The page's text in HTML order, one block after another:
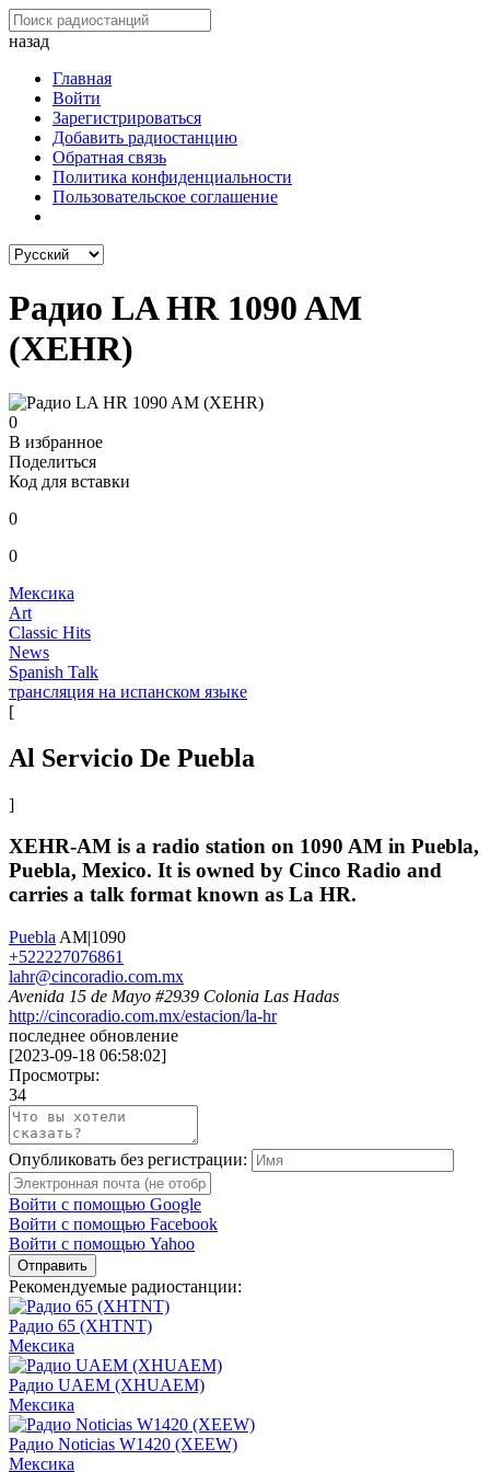
назад
Главная
Войти
Зарегистрироваться
Добавить радиостанцию
Обратная связь
Политика конфиденциальности
Пользовательское соглашение
Радио LA HR 1090 AM
(XEHR)
0
В избранное
Поделиться
Код для вставки
0
0
Мексика
Art
Classic Hits
News
Spanish Talk
трансляция на испанском языке
[
Al Servicio De Puebla
]
XEHR-AM is a radio station on 1090 AM in Puebla,
Puebla, Mexico. It is owned by Cinco Radio and
carries a talk format known as La HR.
Puebla AM|1090
+522227076861
lahr@cincoradio.com.mx
Avenida 15 de Mayo #2939 Colonia Las Hadas
http://cincoradio.com.mx/estacion/la-hr
последнее обновление
[2023-09-18 06:58:02]
Просмотры:
34
Опубликовать без регистрации:
Войти с помощью Google
Войти с помощью Facebook
Войти с помощью Yahoo
Отправить
Рекомендуемые радиостанции:
Радио 65 (XHTNT)
Мексика
Радио UAEM (XHUAEM)
Мексика
Радио Noticias W1420 (XEEW)
Мексика